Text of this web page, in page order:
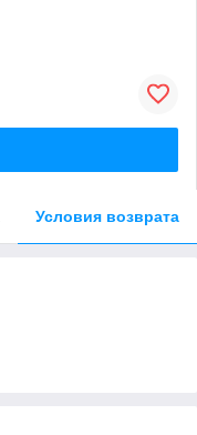
Условия возврата